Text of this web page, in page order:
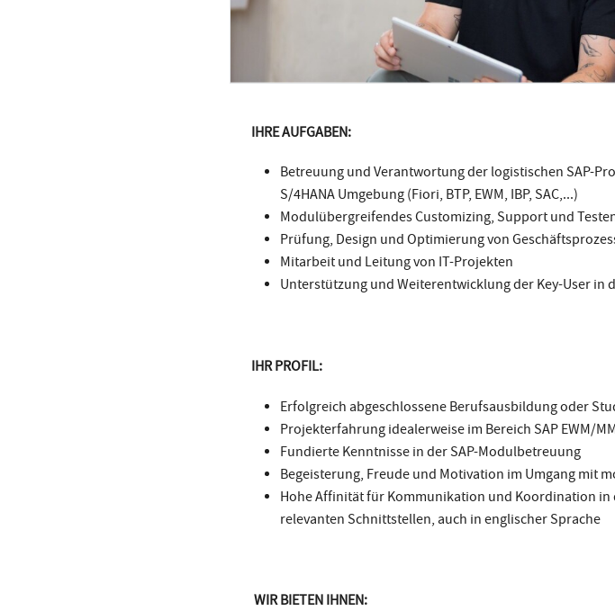
IHRE AUFGABEN:
Betreuung und Verantwortung der logistischen SAP-
S/4HANA Umgebung (Fiori, BTP, EWM, IBP, SAC,...)
Modulübergreifendes Customizing, Support und
Prüfung, Design und Optimierung von
Mitarbeit und Leitung von IT-Projekten
Unterstützung und Weiterentwicklung der Key-User in
IHR PROFIL:
Erfolgreich abgeschlossene Berufsausbildung oder
Projekterfahrung idealerweise im Bereich SAP EWM/
Fundierte Kenntnisse in der SAP-Modulbetreuung
Begeisterung, Freude und Motivation im Umgang mit
Hohe Affinität für Kommunikation und Koordination
relevanten Schnittstellen, auch in englischer Sprache
WIR BIETEN IHNEN: